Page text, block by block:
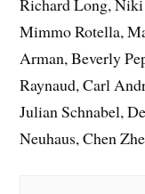
Richard Long, Niki
Mimmo Rotella,
Arman, Beverly
Raynaud, Carl
Julian Schnabel,
Neuhaus, Chen